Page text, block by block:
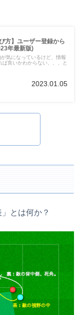
方】ユーザー登録から
年最新版)
気になっているけど、情報
ば良いかわからない、、、と
2023.01.05
とは何か？